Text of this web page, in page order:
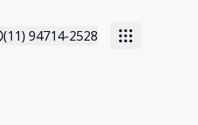
(11) 94714-2528